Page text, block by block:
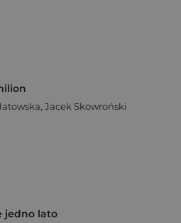
, Jacek Skowroński
jedno lato